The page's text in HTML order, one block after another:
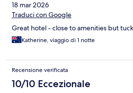
18 mar 2026
Traduci con Google
Great hotel - close to amenities but
Katherine, viaggio di 1 notte
Recensione verificata
10/10 Eccezionale